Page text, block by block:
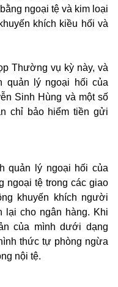
ngoại tệ và kim loại
khích kiều hối và
Thường vụ kỳ này, và
quản lý ngoại hối của
Sinh Hùng và một số
chỉ bảo hiểm tiền gửi
quản lý ngoại hối của
ngoại tệ trong các giao
khuyến khích người
lại cho ngân hàng. Khi
của mình dưới dạng
thức tự phòng ngừa
nội tệ.